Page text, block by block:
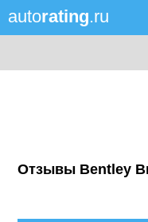
autorating.ru
Отзывы Bentley